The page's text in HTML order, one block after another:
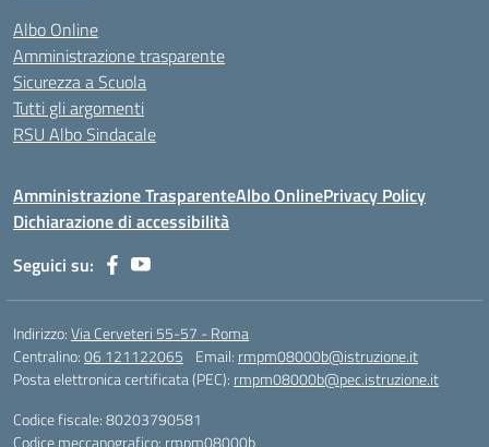
Albo Online
Amministrazione trasparente
Sicurezza a Scuola
Tutti gli argomenti
RSU Albo Sindacale
Amministrazione TrasparenteAlbo OnlinePrivacy Policy
Dichiarazione di accessibilità
Seguici su:
Indirizzo:Via Cerveteri 55-57 - Roma
Centralino:06 121122065 Email: rmpm08000b@istruzione.it
Posta elettronica certificata (PEC): rmpm08000b@pec.istruzione.it
Codice fiscale: 80203790581
Codice meccanografico: rmpm08000b